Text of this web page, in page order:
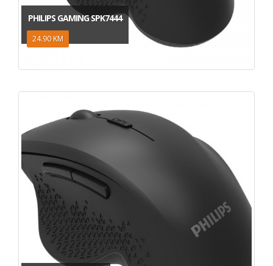
PHILIPS GAMING SPK7444
24.90 KM